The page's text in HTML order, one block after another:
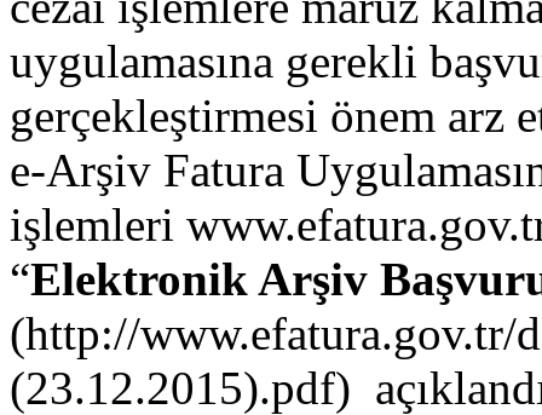
uygulamasına gerekli
gerçekleştirmesi önem arz
e-Arşiv Fatura
işlemleri
“Elektronik Arşiv
(http://
(23.12.2015).pdf)